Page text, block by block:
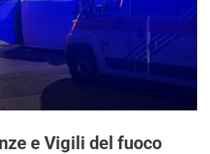
e Vigili del fuoco